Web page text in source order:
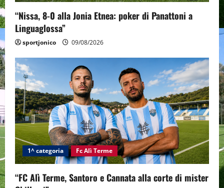
“Nissa, 8-0 alla Jonia Etnea: poker di Panattoni a
Linguaglossa”
sportjonico 09/08/2026
1^ categoria Fc Alì Terme
“FC Alì Terme, Santoro e Cannata alla corte di mister